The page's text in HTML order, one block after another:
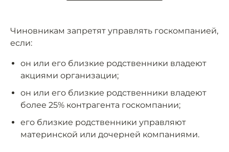
Чиновникам запретят управлять госкомпанией,
если:
он или его близкие родственники владеют
акциями организации;
он или его близкие родственники владеют
более 25% контрагента госкомпании;
его близкие родственники управляют
материнской или дочерней компаниями.